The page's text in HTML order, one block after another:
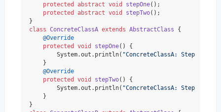
protected
abstract void stepOne() ;
protected
abstract void stepTwo() ;
class ConcreteClassA extends AbstractClass {
@Override
protected
void stepOne()
{
        System.out.println(
"ConcreteClassA: Step One"
    }
@Override
protected
void stepTwo()
{
        System.out.println(
"ConcreteClassA: Step Two"
    }